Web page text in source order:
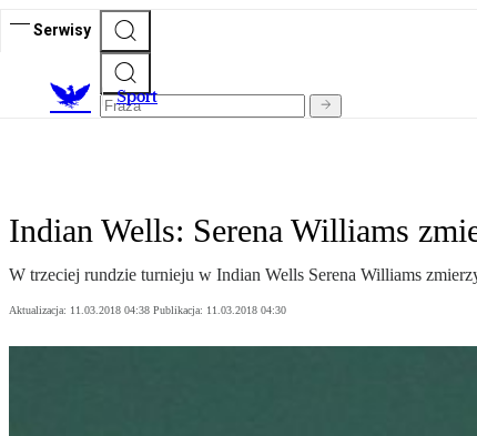
Serwisy
Sport
Indian Wells: Serena Williams
W trzeciej rundzie turnieju w Indian Wells Serena Williams
Aktualizacja: 11.03.2018 04:38 Publikacja: 11.03.2018 04:30